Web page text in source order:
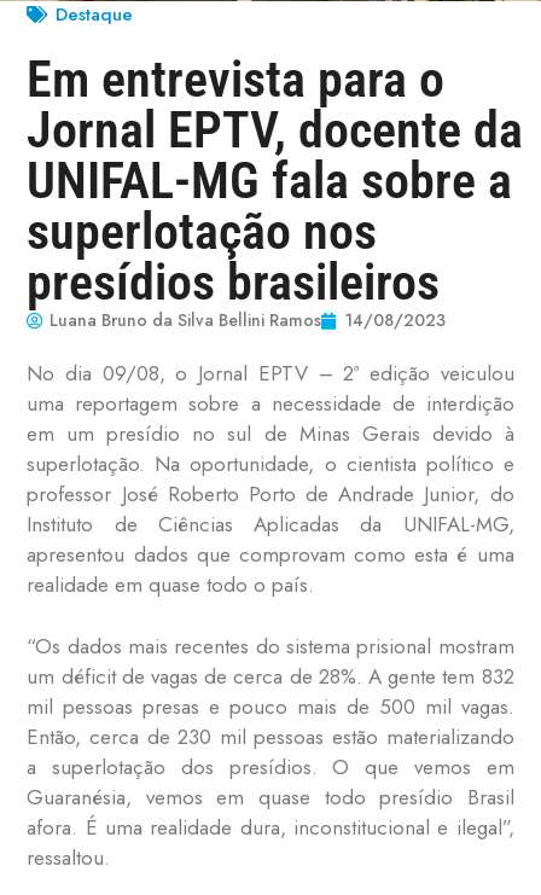
Destaque
Em entrevista para o
Jornal EPTV, docente da
UNIFAL-MG fala sobre a
superlotação nos
presídios brasileiros
Luana Bruno da Silva Bellini Ramos 14/08/2023
No dia 09/08, o Jornal EPTV – 2ª edição veiculou
uma reportagem sobre a necessidade de interdição
em um presídio no sul de Minas Gerais devido à
superlotação. Na oportunidade, o cientista político e
professor José Roberto Porto de Andrade Junior, do
Instituto de Ciências Aplicadas da UNIFAL-MG,
apresentou dados que comprovam como esta é uma
realidade em quase todo o país.
“Os dados mais recentes do sistema prisional mostram
um déficit de vagas de cerca de 28%. A gente tem 832
mil pessoas presas e pouco mais de 500 mil vagas.
Então, cerca de 230 mil pessoas estão materializando
a superlotação dos presídios. O que vemos em
Guaranésia, vemos em quase todo presídio Brasil
afora. É uma realidade dura, inconstitucional e ilegal”,
ressaltou.